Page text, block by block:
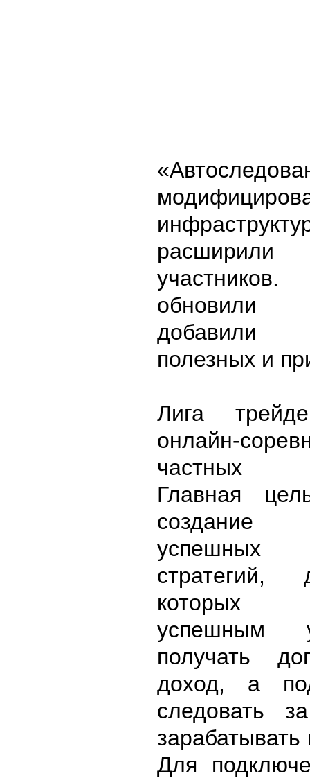
расширили
добавили
полезных и
Лига
онлайн-
частных
Главная
создание
успешных
стратегий,
которых
успешным
получать
доход, а
следовать
Для